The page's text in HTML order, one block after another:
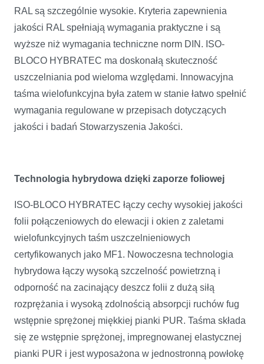
RAL są szczególnie wysokie. Kryteria zapewnienia
jakości RAL spełniają wymagania praktyczne i są
wyższe niż wymagania techniczne norm DIN. ISO-
BLOCO HYBRATEC ma doskonałą skuteczność
uszczelniania pod wieloma względami. Innowacyjna
taśma wielofunkcyjna była zatem w stanie łatwo spełnić
wymagania regulowane w przepisach dotyczących
jakości i badań Stowarzyszenia Jakości.
Technologia hybrydowa dzięki zaporze foliowej
ISO-BLOCO HYBRATEC łączy cechy wysokiej jakości
folii połączeniowych do elewacji i okien z zaletami
wielofunkcyjnych taśm uszczelnieniowych
certyfikowanych jako MF1. Nowoczesna technologia
hybrydowa łączy wysoką szczelność powietrzną i
odporność na zacinający deszcz folii z dużą siłą
rozprężania i wysoką zdolnością absorpcji ruchów fug
wstępnie sprężonej miękkiej pianki PUR. Taśma składa
się ze wstępnie sprężonej, impregnowanej elastycznej
pianki PUR i jest wyposażona w jednostronną powłokę